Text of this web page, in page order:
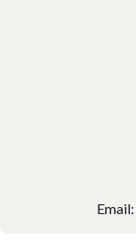
Email: